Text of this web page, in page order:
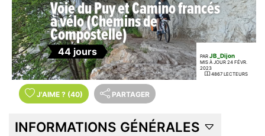
Voie du Puy et Camino francés
à vélo (Chemins de
Compostelle)
44 jours PAR JB_Dijon
MIS À JOUR 24 FÉVR.
2023
4867 LECTEURS
J'AIME ? (40) PARTAGER
INFORMATIONS GÉNÉRALES